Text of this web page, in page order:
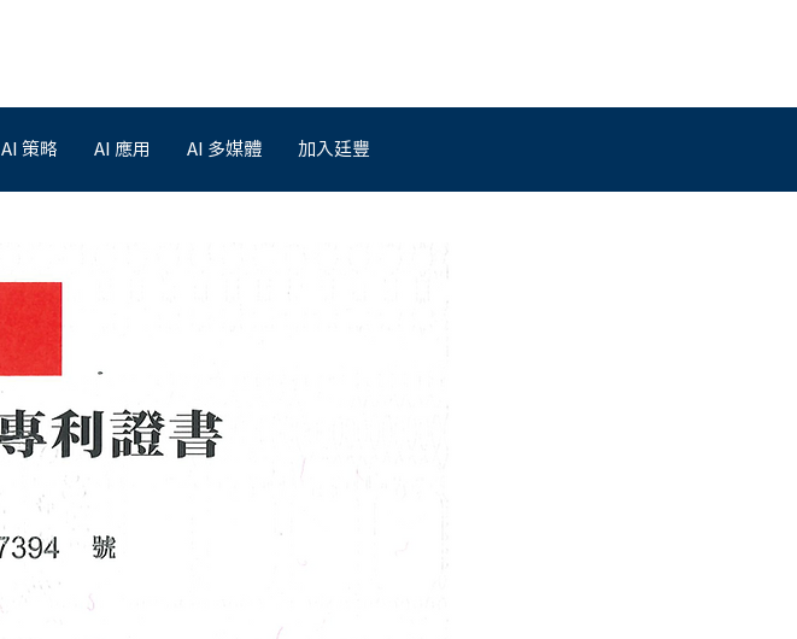
AI 策略 AI 應用 AI 多媒體 加入廷豐